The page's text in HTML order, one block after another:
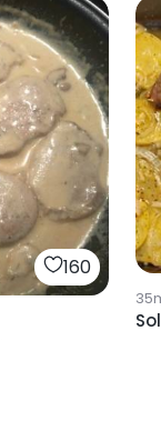
160